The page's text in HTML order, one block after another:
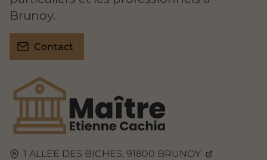
1 ALLEE DES BICHES,91800 BRUNOY
Brunoy.
Contact